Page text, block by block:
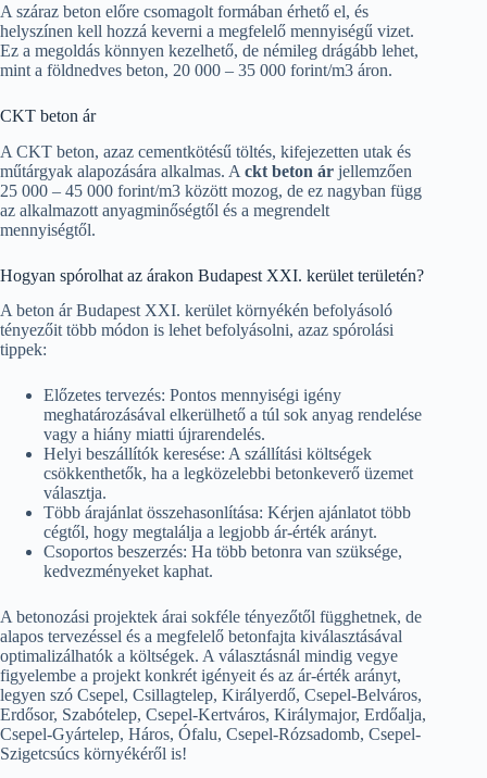
A száraz beton előre csomagolt formában érhető el, és
helyszínen kell hozzá keverni a megfelelő mennyiségű vizet.
Ez a megoldás könnyen kezelhető, de némileg drágább lehet,
mint a földnedves beton, 20 000 – 35 000 forint/m3 áron.
CKT beton ár
A CKT beton, azaz cementkötésű töltés, kifejezetten utak és
műtárgyak alapozására alkalmas. A ckt beton ár jellemzően
25 000 – 45 000 forint/m3 között mozog, de ez nagyban függ
az alkalmazott anyagminőségtől és a megrendelt
mennyiségtől.
Hogyan spórolhat az árakon Budapest XXI. kerület területén?
A beton ár Budapest XXI. kerület környékén befolyásoló
tényezőit több módon is lehet befolyásolni, azaz spórolási
tippek:
Előzetes tervezés: Pontos mennyiségi igény
meghatározásával elkerülhető a túl sok anyag rendelése
vagy a hiány miatti újrarendelés.
Helyi beszállítók keresése: A szállítási költségek
csökkenthetők, ha a legközelebbi betonkeverő üzemet
választja.
Több árajánlat összehasonlítása: Kérjen ajánlatot több
cégtől, hogy megtalálja a legjobb ár-érték arányt.
Csoportos beszerzés: Ha több betonra van szüksége,
kedvezményeket kaphat.
A betonozási projektek árai sokféle tényezőtől függhetnek, de
alapos tervezéssel és a megfelelő betonfajta kiválasztásával
optimalizálhatók a költségek. A választásnál mindig vegye
figyelembe a projekt konkrét igényeit és az ár-érték arányt,
legyen szó Csepel, Csillagtelep, Királyerdő, Csepel-Belváros,
Erdősor, Szabótelep, Csepel-Kertváros, Királymajor, Erdőalja,
Csepel-Gyártelep, Háros, Ófalu, Csepel-Rózsadomb, Csepel-
Szigetcsúcs környékéről is!